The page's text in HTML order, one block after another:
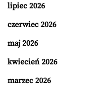
lipiec 2026
czerwiec 2026
maj 2026
kwiecień 2026
marzec 2026